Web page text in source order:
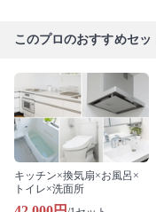
このプロのおすすめセッ
キッチン×換気扇×お風呂×
トイレ×洗面所